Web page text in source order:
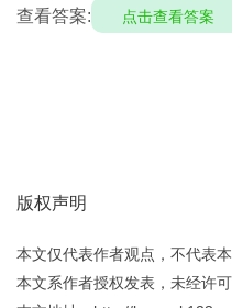
查看答案: 点击查看答案
版权声明
本文仅代表作者观点，不代表本
本文系作者授权发表，未经许可